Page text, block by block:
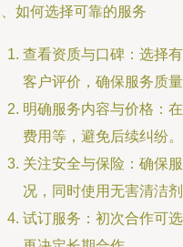
如何选择可靠的服务
查看资质与口碑：选择
客户评价，确保服务质量
明确服务内容与价格：
费用等，避免后续纠纷
关注安全与保险：确保
况，同时使用无害清洁
试订服务：初次合作可